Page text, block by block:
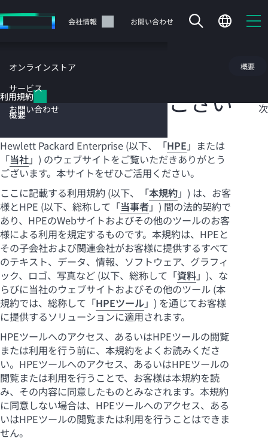
イ
ン
ス
キ
ッ
プ
す
る
会社情報 お問い合わせ
オンラインストア
サービス
お問い合わせ
カートは空です
HPEストアで商品を検索、構成、注文できます。
今すぐ購入
利用規約 概要
概要
利用規約
ご登録ありがとうござい
ます
Hewlett Packard Enterprise (以下、「HPE 」または
「当社」 ) のウェブサイトをご覧いただきありがとう
ございます。本サイトをぜひご活用ください。
ここに記載する利用規約 (以下、「本規約」) は、お客
様とHPE (以下、総称して「当事者」) 間の法的契約で
あり、HPEのWebサイトおよびその他のツールのお客
様による利用を規定するものです。本規約は、HPEと
その子会社および関連会社がお客様に提供するすべて
のテキスト、データ、情報、ソフトウェア、グラフィ
ック、ロゴ、写真など (以下、総称して「資料」)、な
らびに当社のウェブサイトおよびその他のツール (本
規約では、総称して「HPEツール」) を通じてお客様
に提供するソリューションに適用されます。
HPEツールへのアクセス、あるいはHPEツールの閲覧
または利用を行う前に、本規約をよくお読みくださ
い。HPEツールへのアクセス、あるいはHPEツールの
閲覧または利用を行うことで、お客様は本規約を読
み、その内容に同意したものとみなされます。本規約
に同意しない場合は、HPEツールへのアクセス、ある
いはHPEツールの閲覧または利用を行うことはできま
せん。
次